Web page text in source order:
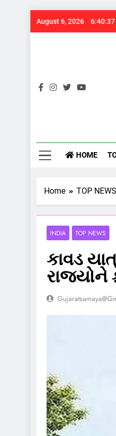
August 6, 2026 6:40:38
HOME
Home TOP NEWS
INDIA TOP NEWS
કાવડ
રાજ્યોને